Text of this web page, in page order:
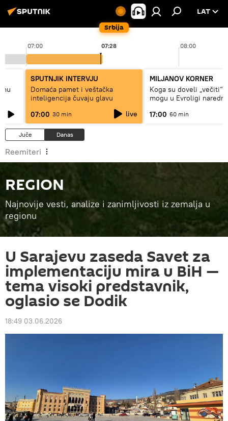
Srbija
LAT
07:00 08:00
07:28
SPUTNJIK INTERVJU
Domaća pamet i veštačka
inteligencija čuvaju glavu
07:00 30 min live
MILJANOV KORNER
Koga su doveli „večiti“
mogu u Evroligi
17:00 60 min
Juče Danas
Reemiteri
REGION
Najnovije vesti, analize i zanimljivosti iz zemalja u
regionu
U Sarajevu zaseda Savet za
implementaciju mira u BiH —
tema visoki predstavnik,
oglasio se Dodik
18:49 03.06.2026